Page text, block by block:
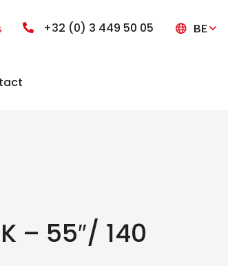
+32 (0) 3 449 50 05 BE
– 55″/ 140